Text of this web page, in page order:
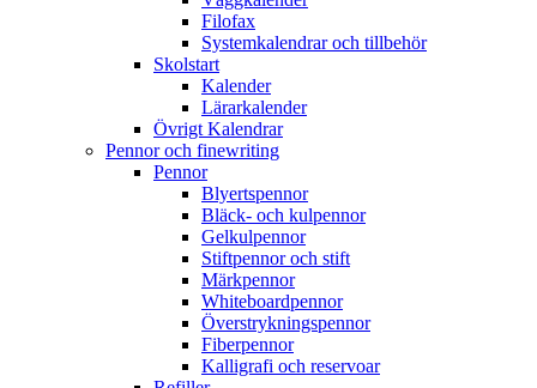
Filofax
Systemkalendrar och tillbehör
Skolstart
Kalender
Lärarkalender
Övrigt Kalendrar
Pennor och finewriting
Pennor
Blyertspennor
Bläck- och kulpennor
Gelkulpennor
Stiftpennor och stift
Märkpennor
Whiteboardpennor
Överstrykningspennor
Fiberpennor
Kalligrafi och reservoar